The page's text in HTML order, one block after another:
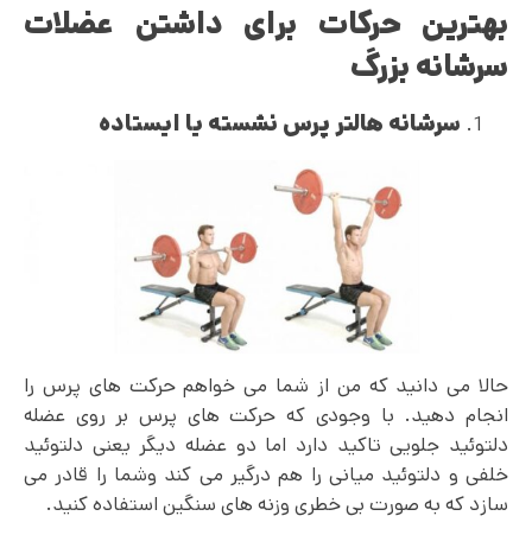
بهترین حرکات برای داشتن عضلات
سرشانه بزرگ
سرشانه هالتر پرس نشسته یا ایستاده
حالا می دانید که من از شما می خواهم حرکت های پرس را
انجام دهید. با وجودی که حرکت های پرس بر روی عضله
دلتوئید جلویی تاکید دارد اما دو عضله دیگر یعنی دلتوئید
خلفی و دلتوئید میانی را هم درگیر می کند وشما را قادر می
سازد که به صورت بی خطری وزنه های سنگین استفاده کنید.